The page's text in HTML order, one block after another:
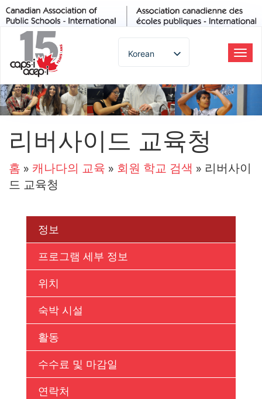
Korean
Spanish
French
Italian
Arabic
Thai
Turkish
탐
토
글
리버사이드 교육청
홈 » 캐나다의 교육 » 회원 학교 검색 » 리버사이
드 교육청
정보
프로그램 세부 정보
위치
숙박 시설
활동
수수료 및 마감일
연락처